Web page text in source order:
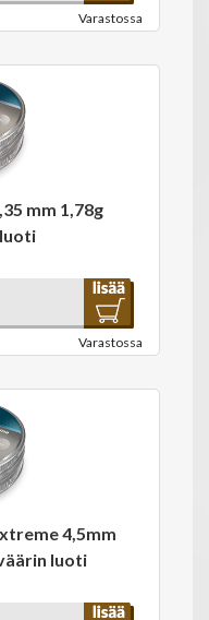
Varastossa
mm 1,78g
Varastossa
4,5mm
luoti